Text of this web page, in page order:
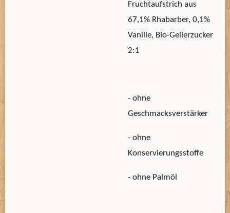
Fruchtaufstrich aus
67,1% Rhabarber, 0,1%
Vanille, Bio-Gelierzucker
2:1
- ohne
Geschmacksverstärker
- ohne
Konservierungsstoffe
- ohne Palmöl